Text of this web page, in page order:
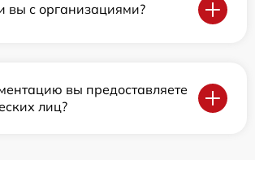
вы с организациями?
вы предоставляете
лиц?